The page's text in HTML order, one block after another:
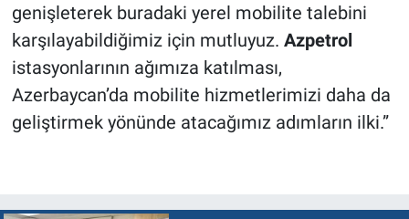
genişleterek buradaki yerel mobilite talebini
karşılayabildiğimiz için mutluyuz. Azpetrol
istasyonlarının ağımıza katılması,
Azerbaycan’da mobilite hizmetlerimizi daha da
geliştirmek yönünde atacağımız adımların ilki.”